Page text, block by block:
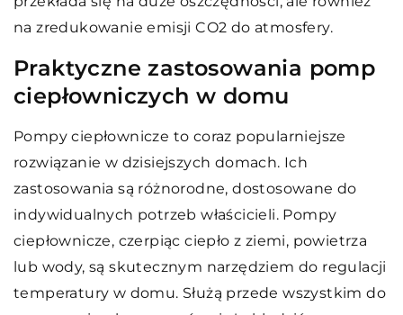
na zredukowanie emisji CO2 do atmosfery.
Praktyczne zastosowania pomp
ciepłowniczych w domu
Pompy ciepłownicze to coraz popularniejsze
rozwiązanie w dzisiejszych domach. Ich
zastosowania są różnorodne, dostosowane do
indywidualnych potrzeb właścicieli. Pompy
ciepłownicze, czerpiąc ciepło z ziemi, powietrza
lub wody, są skutecznym narzędziem do regulacji
temperatury w domu. Służą przede wszystkim do